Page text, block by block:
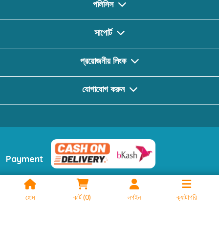
হোম কার্ট(0) লগইন ক্যাটাগরি
পলিসিস
সাপোর্ট
প্রয়োজনীয় লিংক
যোগাযোগ করুন
Payment
ফলো করুন